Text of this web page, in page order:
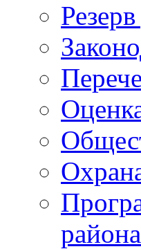
района